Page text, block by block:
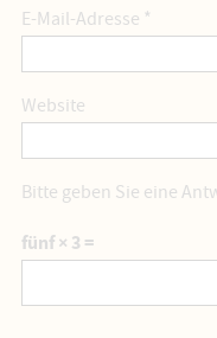
E-Mail-Adresse *
Website
Bitte geben Sie eine
fünf × 3 =